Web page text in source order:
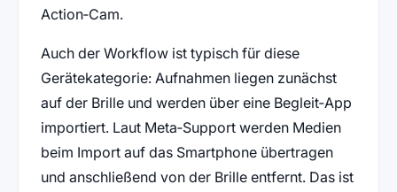
Action‑Cam.
Auch der Workflow ist typisch für diese
Gerätekategorie: Aufnahmen liegen zunächst
auf der Brille und werden über eine Begleit‑App
importiert. Laut Meta‑Support werden Medien
beim Import auf das Smartphone übertragen
und anschließend von der Brille entfernt. Das ist